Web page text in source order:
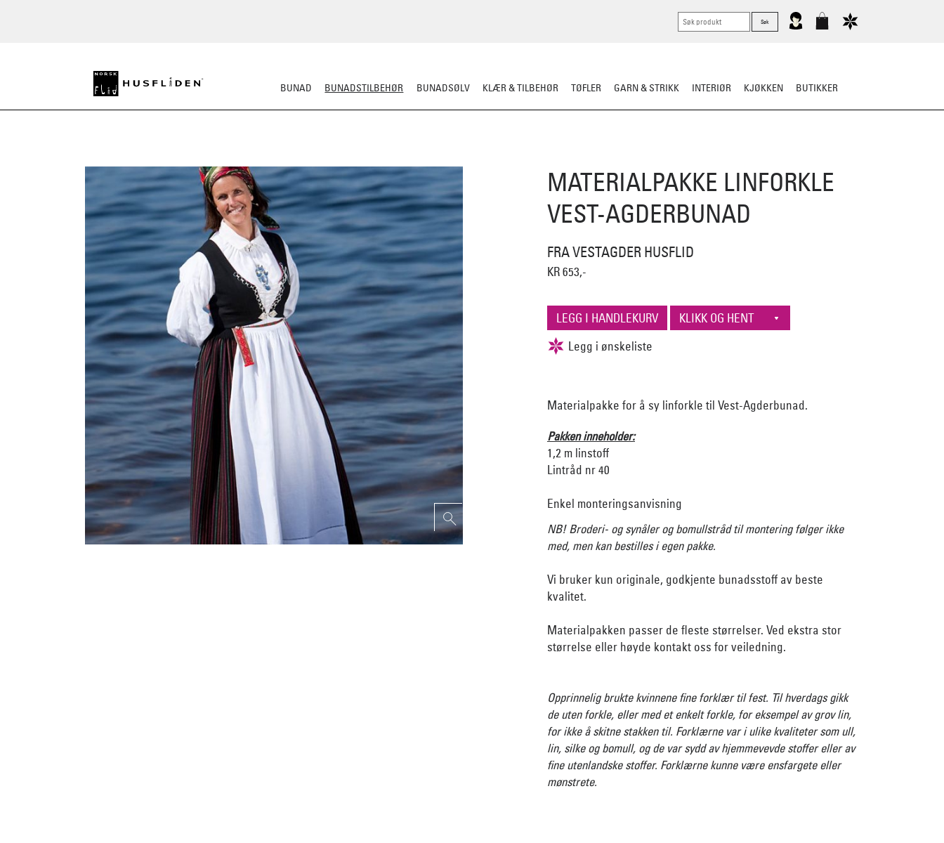
BUNAD BUNADSTILBEHØR BUNADSØLV KLÆR & TILBEHØR TØFLER GARN & STRIKK INTERIØR KJØKKEN BUTIKKER
MATERIALPAKKE LINFORKLE
VEST-AGDERBUNAD
FRA VESTAGDER HUSFLID
KR 653,-
Materialpakke for å sy linforkle til Vest-Agderbunad.
Pakken inneholder:
1,2 m linstoff
Lintråd nr 40
Enkel monteringsanvisning
NB! Broderi- og synåler og bomullstråd til montering følger ikke
med, men kan bestilles i egen pakke.
Vi bruker kun originale, godkjente bunadsstoff av beste
kvalitet.
Materialpakken passer de fleste størrelser. Ved ekstra stor
størrelse eller høyde kontakt oss for veiledning.
Opprinnelig brukte kvinnene fine forklær til fest. Til hverdags gikk
de uten forkle, eller med et enkelt forkle, for eksempel av grov lin,
for ikke å skitne stakken til. Forklærne var i ulike kvaliteter som ull,
lin, silke og bomull, og de var sydd av hjemmevevde stoffer eller av
fine utenlandske stoffer. Forklærne kunne være ensfargete eller
mønstrete.